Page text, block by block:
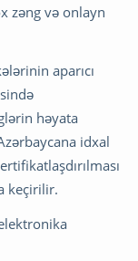
zəng və onlayn
aparıcı
həyata
idxal
keçirilir.